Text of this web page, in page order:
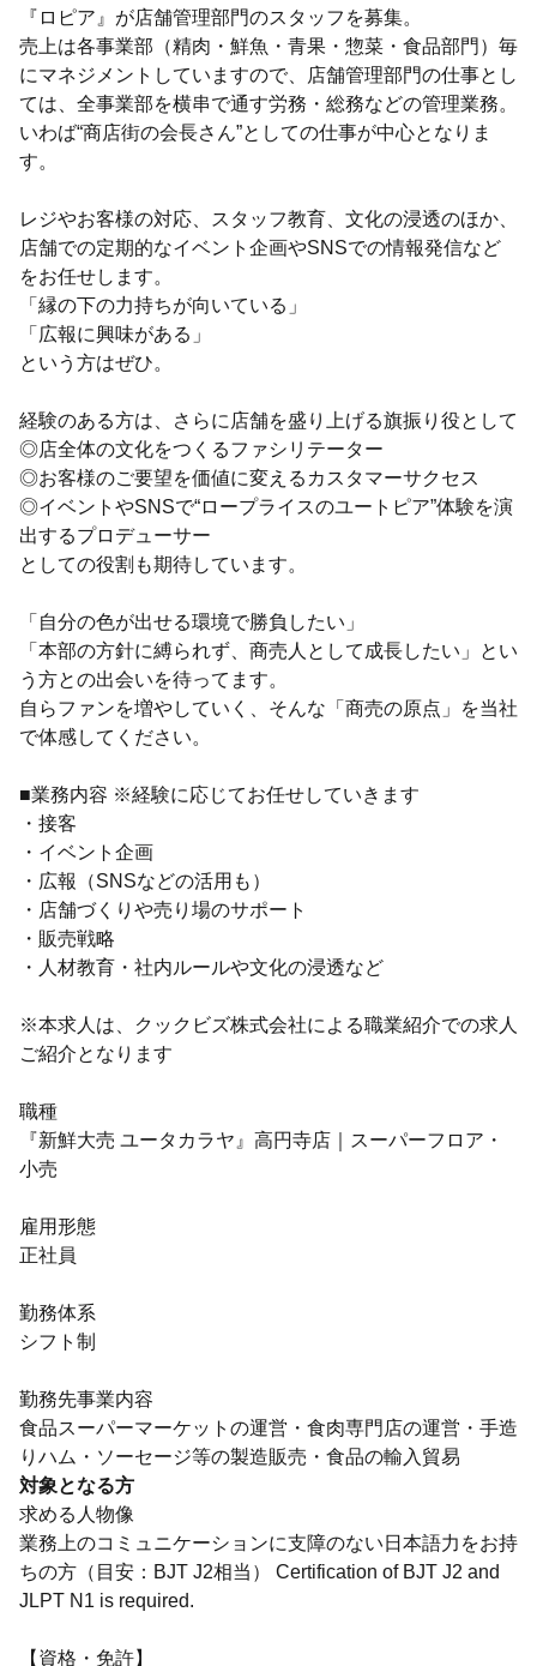
『ロピア』が店舗管理部門のスタッフを募集。
売上は各事業部（精肉・鮮魚・青果・惣菜・食品部門）毎
にマネジメントしていますので、店舗管理部門の仕事とし
ては、全事業部を横串で通す労務・総務などの管理業務。
いわば“商店街の会長さん”としての仕事が中心となりま
す。
レジやお客様の対応、スタッフ教育、文化の浸透のほか、
店舗での定期的なイベント企画やSNSでの情報発信など
をお任せします。
「縁の下の力持ちが向いている」
「広報に興味がある」
という方はぜひ。
経験のある方は、さらに店舗を盛り上げる旗振り役として
◎店全体の文化をつくるファシリテーター
◎お客様のご要望を価値に変えるカスタマーサクセス
◎イベントやSNSで“ロープライスのユートピア”体験を演
出するプロデューサー
としての役割も期待しています。
「自分の色が出せる環境で勝負したい」
「本部の方針に縛られず、商売人として成長したい」とい
う方との出会いを待ってます。
自らファンを増やしていく、そんな「商売の原点」を当社
で体感してください。
■業務内容 ※経験に応じてお任せしていきます
・接客
・イベント企画
・広報（SNSなどの活用も）
・店舗づくりや売り場のサポート
・販売戦略
・人材教育・社内ルールや文化の浸透など
※本求人は、クックビズ株式会社による職業紹介での求人
ご紹介となります
職種
『新鮮大売 ユータカラヤ』高円寺店｜スーパーフロア・
小売
雇用形態
正社員
勤務体系
シフト制
勤務先事業内容
食品スーパーマーケットの運営・食肉専門店の運営・手造
りハム・ソーセージ等の製造販売・食品の輸入貿易
対象となる方
求める人物像
業務上のコミュニケーションに支障のない日本語力をお持
ちの方（目安：BJT J2相当） Certification of BJT J2 and
JLPT N1 is required.
【資格・免許】